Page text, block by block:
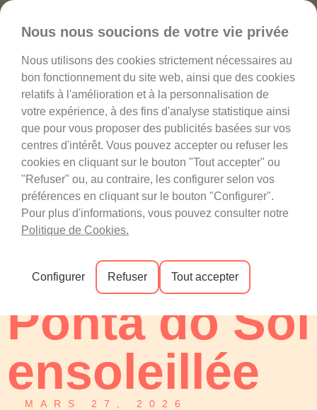
Ponta do Sol
ensoleillée
MARS 27, 2026
Nous nous soucions de votre vie privée
Nous utilisons des cookies strictement nécessaires au
bon fonctionnement du site web, ainsi que des cookies
relatifs à l'amélioration et à la personnalisation de
votre expérience, à des fins d'analyse statistique ainsi
que pour vous proposer des publicités basées sur vos
centres d'intérêt. Vous pouvez accepter ou refuser les
cookies en cliquant sur le bouton "Tout accepter" ou
"Refuser" ou, au contraire, les configurer selon vos
préférences en cliquant sur le bouton "Configurer".
Pour plus d'informations, vous pouvez consulter notre
Politique de Cookies.
Configurer Refuser Tout accepter